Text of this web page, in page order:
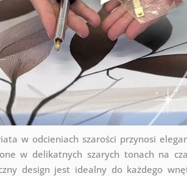
w odcieniach szarości przynosi
w delikatnych szarych tonach na
design jest idealny do każdego